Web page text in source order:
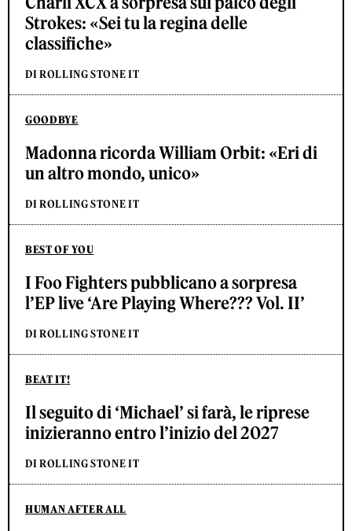
Strokes: «Sei tu la regina delle
classifiche»
DI ROLLING STONE IT
GOODBYE
Madonna ricorda William Orbit: «Eri di
un altro mondo, unico»
DI ROLLING STONE IT
BEST OF YOU
I Foo Fighters pubblicano a sorpresa
l’EP live ‘Are Playing Where??? Vol. II’
DI ROLLING STONE IT
BEAT IT!
Il seguito di ‘Michael’ si farà, le riprese
inizieranno entro l’inizio del 2027
DI ROLLING STONE IT
HUMAN AFTER ALL